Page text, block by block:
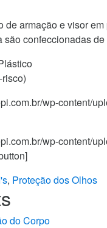
armação e visor
confeccionadas
wp-content/
wp-content/
, Proteção dos Olhos
do Corpo